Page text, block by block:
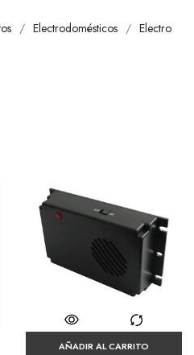
Electrodomésticos
Electro
AÑADIR AL CARRITO